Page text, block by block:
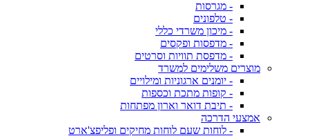
- מגרסות
- טלפונים
- מיכון משרדי כללי
- מדפסות ופקסים
- מדפסת תוויות וסרטים
מוצרים משלימים למשרד
- יומנים ארגוניות ומילויים
- קופות מתכת וכספות
- תיבת דואר וארון מפתחות
אמצעי הדרכה
- לוחות שעם לוחות מחיקים ופליפצ'ארט